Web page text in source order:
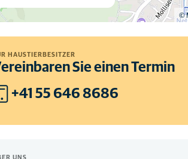
©
HAUSTIERBESITZER
Sie einen Termin
+41 55 646 8686
UNS